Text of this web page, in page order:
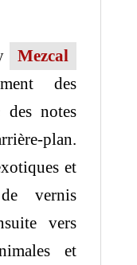
Mezcal
des
des notes
plan.
et
vernis
vers
et